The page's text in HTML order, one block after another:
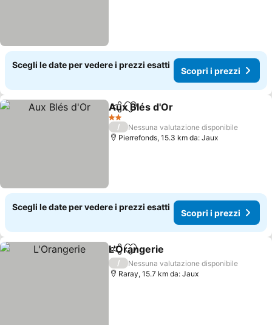
Scegli le date per vedere i prezzi esatti
Scopri i prezzi
CondividiAggiungi ai preferiti
Aux Blés d'Or
2 Stelle
/
Nessuna valutazione disponibile
Pierrefonds, 15.3 km da: Jaux
Scegli le date per vedere i prezzi esatti
Scopri i prezzi
CondividiAggiungi ai preferiti
L'Orangerie
/
Nessuna valutazione disponibile
Raray, 15.7 km da: Jaux